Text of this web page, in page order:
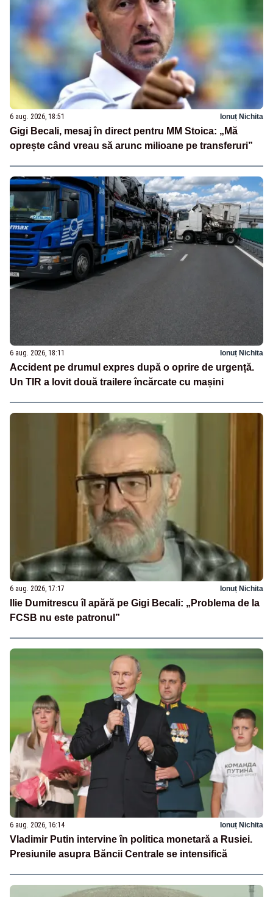
6 aug. 2026, 18:51 Ionuț Nichita
Gigi Becali, mesaj în direct pentru MM Stoica: „Mă
oprește când vreau să arunc milioane pe transferuri”
6 aug. 2026, 18:11 Ionuț Nichita
Accident pe drumul expres după o oprire de urgență.
Un TIR a lovit două trailere încărcate cu mașini
6 aug. 2026, 17:17 Ionuț Nichita
Ilie Dumitrescu îl apără pe Gigi Becali: „Problema de la
FCSB nu este patronul”
6 aug. 2026, 16:14 Ionuț Nichita
Vladimir Putin intervine în politica monetară a Rusiei.
Presiunile asupra Băncii Centrale se intensifică